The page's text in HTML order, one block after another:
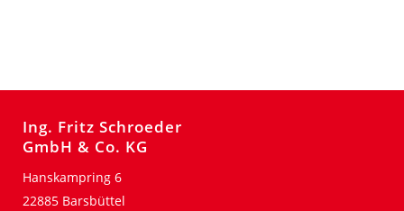
Ing. Fritz Schroeder
GmbH & Co. KG
Hanskampring 6
22885 Barsbüttel